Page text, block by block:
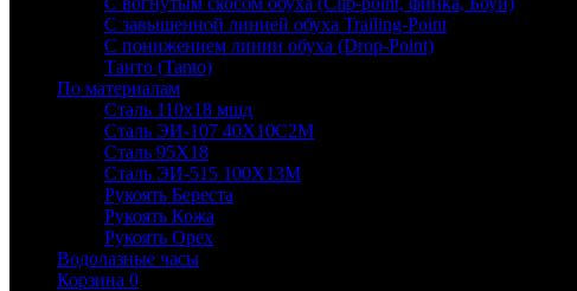
С завышенной линией обуха Trailing-Point
С понижением линии обуха (Drop-Point)
Танто (Tanto)
По материалам
Сталь 110х18 мшд
Сталь ЭИ-107 40Х10С2М
Сталь 95Х18
Сталь ЭИ-515 100Х13М
Рукоять Береста
Рукоять Кожа
Рукоять Орех
Водолазные часы
Корзина 0